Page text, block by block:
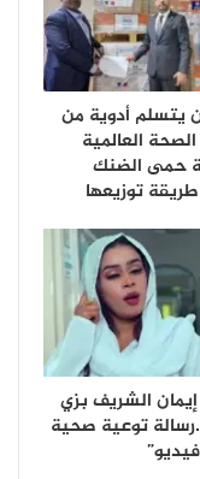
يتسلم أدوية من
العالمية
حمى الضنك
توزيعها
إيمان الشريف بزي
توعية صحية